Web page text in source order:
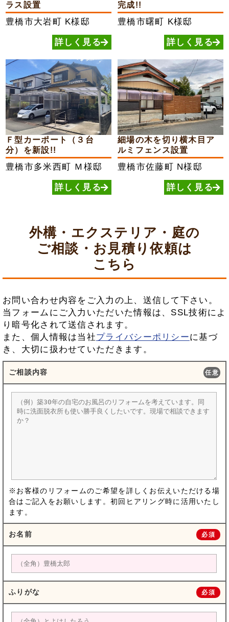
ラス設置
豊橋市大岩町 K様邸
詳しく見る
完成!!
豊橋市曙町 K様邸
詳しく見る
Ｆ型カーポート（３台
分）を新設!!
豊橋市多米西町 Ｍ様邸
詳しく見る
細場の木を切り横木目ア
ルミフェンス設置
豊橋市佐藤町 N様邸
詳しく見る
外構・エクステリア・庭の
ご相談・お見積り依頼は
こちら
お問い合わせ内容をご入力の上、送信して下さい。
当フォームにご入力いただいた情報は、SSL技術によ
り暗号化されて送信されます。
また、個人情報は当社プライバシーポリシーに基づ
き、大切に扱わせていただきます。
ご相談内容 任意
※お客様のリフォームのご希望を詳しくお伝えいただける場
合はご記入をお願いします。初回ヒアリング時に活用いたし
ます。
お名前 必須
ふりがな 必須